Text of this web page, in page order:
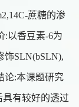
蔗糖的渗
:以香豆素-6为
饰SLN(bSLN),
论:本课题研究
有较好的透过